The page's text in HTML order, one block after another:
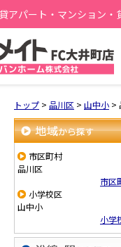
アパート・マンション
トップ > 品川区 > 山中小 >
地域から探す
市区町村
品川区
市区
小学校区
山中小
小学